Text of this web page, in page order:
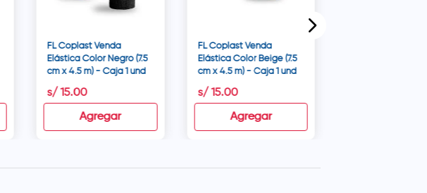
FL Coplast Venda
Elástica Color Negro (7.5
cm x 4.5 m) - Caja 1 und
s/ 15.00
Agregar
FL Coplast Venda
Elástica Color Beige (7.5
cm x 4.5 m) - Caja 1 und
s/ 15.00
Agregar